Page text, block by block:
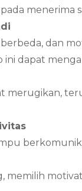
dan
dapat
merugikan,